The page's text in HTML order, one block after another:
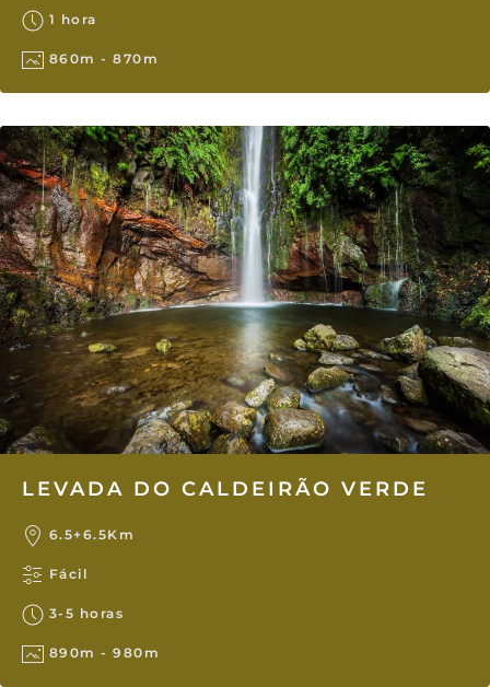
1 hora
860m - 870m
LEVADA DO CALDEIRÃO VERDE
6.5+6.5Km
Fácil
3-5 horas
890m - 980m